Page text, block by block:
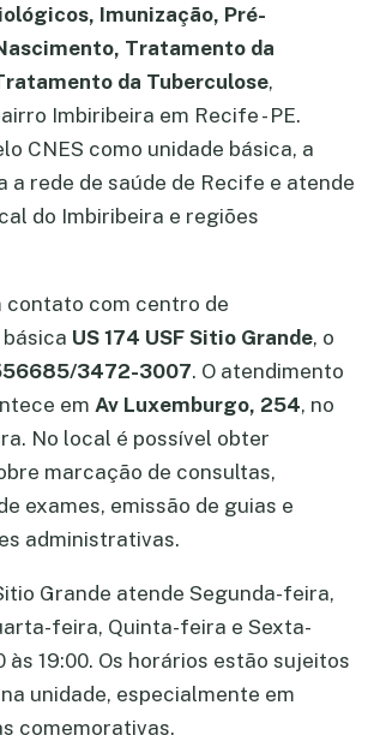
Imunização, Pré-
Tratamento da
da Tuberculose,
Imbiribeira em Recife - PE.
CNES como unidade básica, a
a rede de saúde de Recife e atende
do Imbiribeira e regiões
contato com centro de
US 174 USF Sitio Grande, o
3472-3007. O atendimento
em Av Luxemburgo, 254, no
No local é possível obter
marcação de consultas,
exames, emissão de guias e
administrativas.
Grande atende Segunda-feira,
feira, Quinta-feira e Sexta-
às 19:00. Os horários estão sujeitos
unidade, especialmente em
comemorativas.